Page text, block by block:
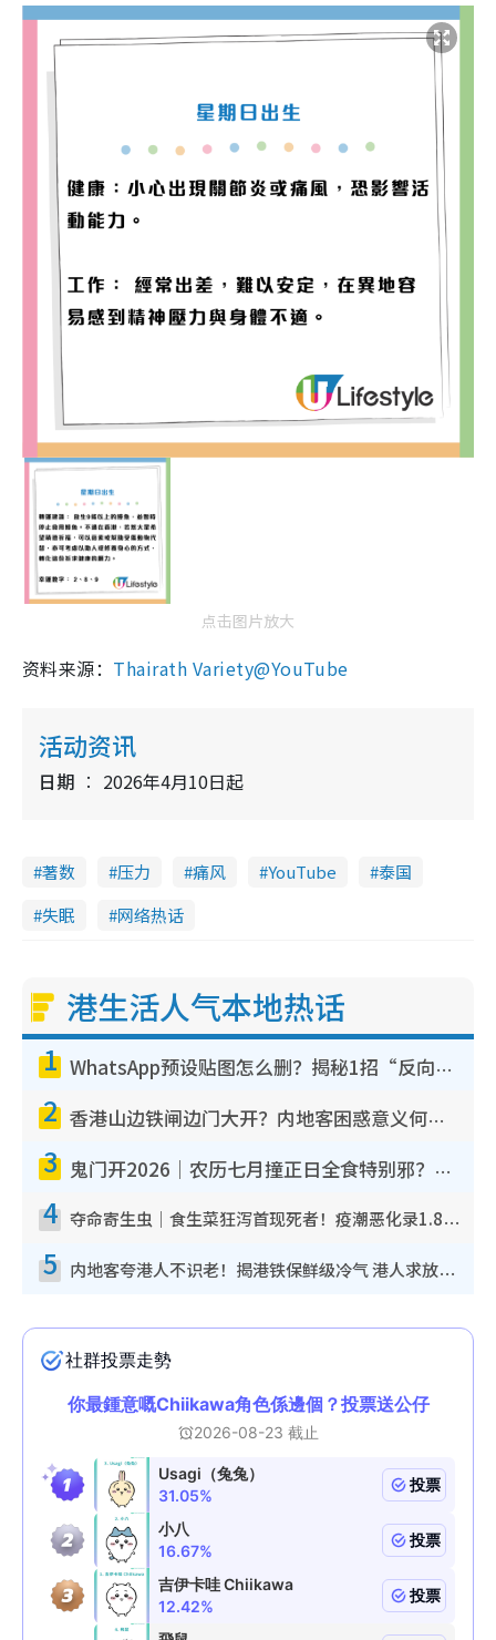
点击图片放大
资料来源： Thairath Variety@YouTube
活动资讯
日期 2026年4月10日起
著数 压力 痛风 YouTube
泰国
失眠
网络热话
港生活人气本地热话
1 WhatsApp预设贴图怎么删？揭秘1招“反向操作”还原简洁界面 附3步实测教程
2 香港山边铁闸边门大开？内地客困惑意义何在！网友神回复：这种叫法理性防御
3 鬼门开2026｜农历七月撞正日全食特别邪？专家警告切忌做一事！揭4大禁忌+2招保平安
4 夺命寄生虫｜食生菜狂泻首现死者！疫潮恶化录1.8万宗病例 揭洗菜3大谬误
5 内地客夸港人不识老！揭港铁保鲜级冷气 港人求放过：别投诉